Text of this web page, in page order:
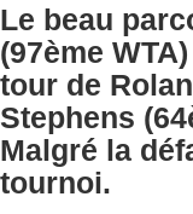
Le beau
(97ème
tour de
Stephens
Malgré la
tournoi.